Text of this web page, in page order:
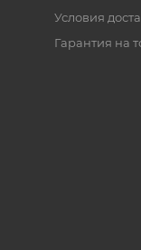
Условия
Гарантия на